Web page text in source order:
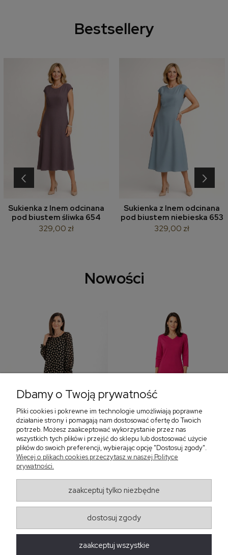
Bestsellery
Sukienka z lnem odcinana
pod biustem śliwka 654
329,00 zł
Sukienka z lnem odcinana
pod biustem niebieska 653
329,00 zł
‹ ›
Nowości
Sukienka z falbaną i
bufiastym rękawem w
405,30 zł
Sukienka z dekoltem w
299,00 zł
‹
Regulaminy
Obsługa zamówień
Dbamy o Twoją prywatność
Pliki cookies i pokrewne im technologie umożliwiają poprawne
działanie strony i pomagają nam dostosować ofertę do Twoich
potrzeb. Możesz zaakceptować wykorzystanie przez nas
wszystkich tych plików i przejść do sklepu lub dostosować użycie
plików do swoich preferencji, wybierając opcję "Dostosuj zgody".
Więcej o plikach cookies przeczytasz w naszej Polityce
prywatności.
zaakceptuj tylko niezbędne
dostosuj zgody
zaakceptuj wszystkie